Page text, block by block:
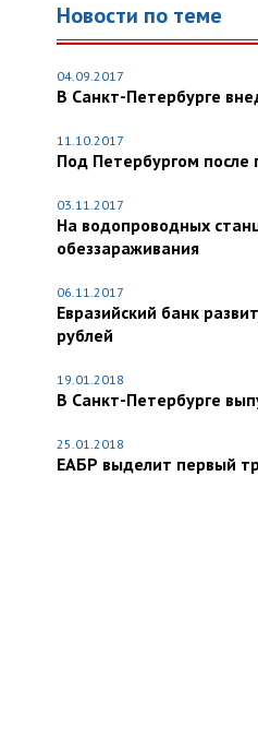
Новости по теме
04.09.2017
В Санкт-Петербурге
11.10.2017
Под Петербургом после
03.11.2017
На водопроводных
обеззараживания
06.11.2017
Евразийский банк
рублей
19.01.2018
В Санкт-Петербурге
25.01.2018
ЕАБР выделит первый